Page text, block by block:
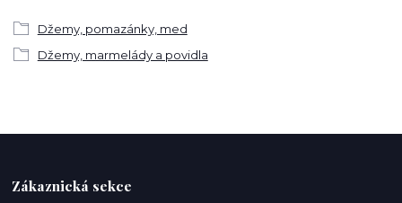
Džemy, pomazánky, med
Džemy, marmelády a povidla
Zákaznická sekce